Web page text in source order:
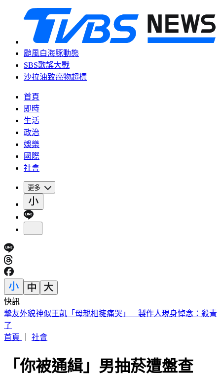
颱風白海豚動態
SBS歌謠大戰
沙拉油致癌物超標
首頁
即時
生活
政治
娛樂
國際
社會
更多
快訊
割頸案乾妹稱「高額賠償毀未來」 楊母痛訴：承勳未來誰
還？
首頁
社會
「你被通緝」男抽菸遭盤查